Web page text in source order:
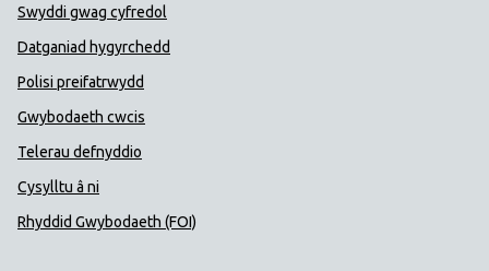
Swyddi gwag cyfredol
Datganiad hygyrchedd
Polisi preifatrwydd
Gwybodaeth cwcis
Telerau defnyddio
Cysylltu â ni
Rhyddid Gwybodaeth (FOI)